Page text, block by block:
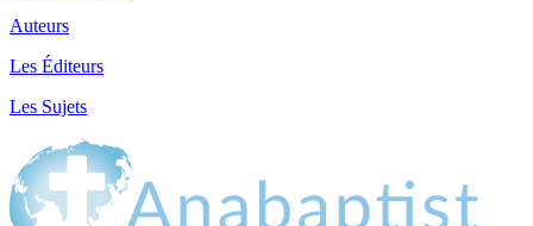
Auteurs
Les Éditeurs
Les Sujets